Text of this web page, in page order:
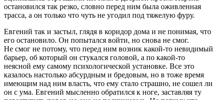
остановился так резко, словно перед ним была оживленная
трасса, а он только что чуть не угодил под тяжелую фуру.
Евгений так и застыл, глядя в коридор дома и не понимая, что
его остановило. Он попытался войти, но снова не смог.
Не смог не потому, что перед ним возник какой-то невидимый
барьер, об который он стукался головой, а по какой-то
неясной ему самому психологической установке. Все это
казалось настолько абсурдным и бредовым, но в тоже время
имеющим над ним власть, что ему стало страшно, не сошел ли
он с ума. Евгений мысленно обратился к ноге, заставляя ту